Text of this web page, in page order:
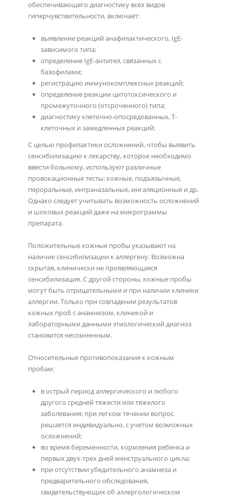
обеспечивающего диагностику всех видов
гиперчувствительности, включает:
выявление реакций анафилактического, IgE-
зависимого типа;
определение IgE-антител, связанных с
базофилами;
регистрацию иммунокомплексных реакций;
определение реакции цитотоксического и
промежуточного (отсроченного) типа;
диагностику клеточно-опосредованных, Т-
клеточных и замедленных реакций;
С целью профилактики осложнений, чтобы выявить
сенсибилизацию к лекарству, которое необходимо
ввести больному, используют различные
провокационные тесты: кожные, подъязычные,
пероральные, интраназальные, ингаляционные и др.
Однако следует учитывать возможность осложнений
и шоковых реакций даже на микрограммы
препарата.
Положительные кожные пробы указывают на
наличие сенсибилизации к аллергену. Возможна
скрытая, клинически не проявляющаяся
сенсибилизация. С другой стороны, кожные пробы
могут быть отрицательными и при наличии клиники
аллергии. Только при совпадении результатов
кожных проб с анамнезом, клиникой и
лабораторными данными этиологический диагноз
становится несомненным.
Относительные противопоказания к кожным
пробам:
в острый период аллергического и любого
другого средней тяжести или тяжелого
заболевания; при легком течении вопрос
решается индивидуально, с учетом возможных
осложнений;
во время беременности, кормления ребенка и
первых двух-трех дней менструального цикла;
при отсутствии убедительного анамнеза и
предварительного обследования,
свидетельствующих об аллергологическом